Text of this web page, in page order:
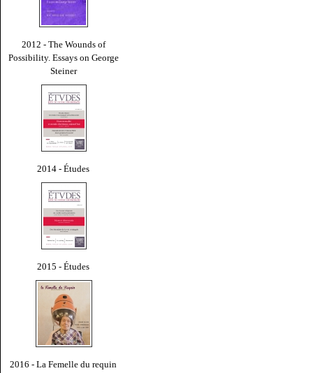
2012 - The Wounds of
Possibility. Essays on George
Steiner
2014 - Études
2015 - Études
2016 - La Femelle du requin